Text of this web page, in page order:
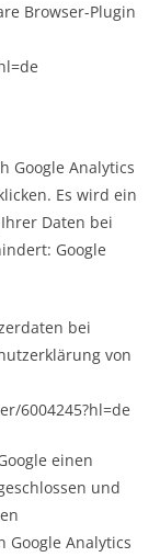
Browser-Plugin
Google Analytics
Es wird ein
Daten bei
Google
bei
von
6004245?hl=de
einen
und
Google Analytics